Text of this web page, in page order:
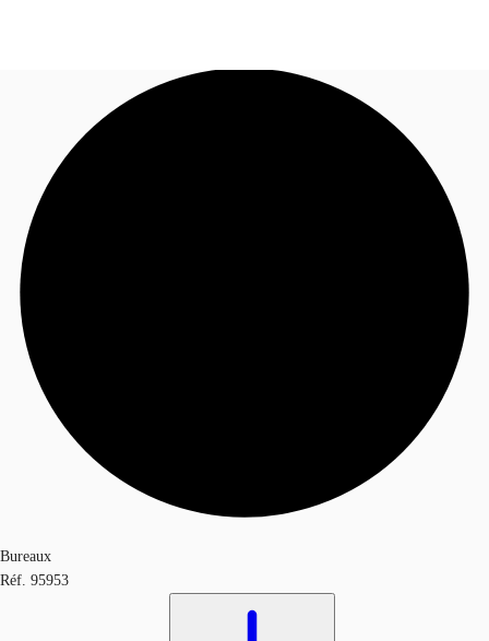
Blog
Données marchés
Appelez maintenant
Bureaux
Réf. 95953